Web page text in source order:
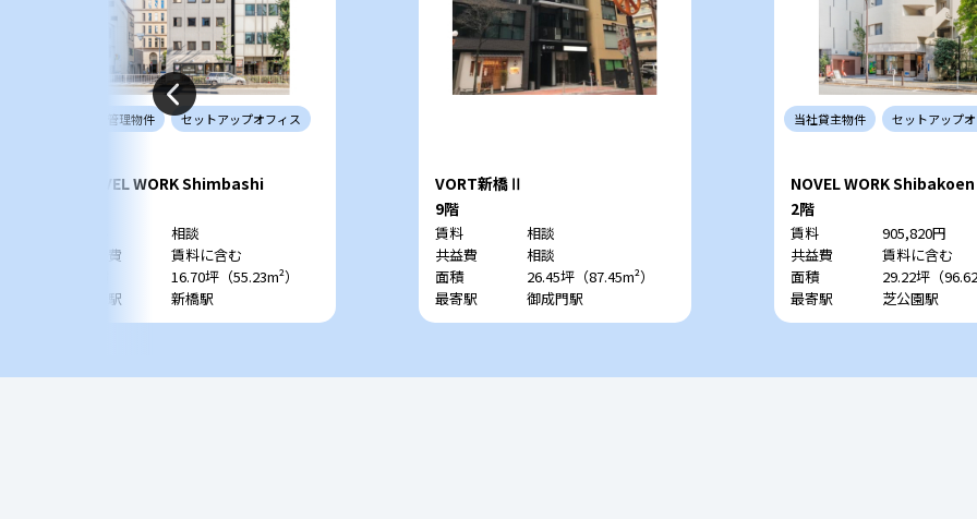
管理物件 セットアップオフィス
NOVEL WORK Shimbashi
相談
共益費
賃料に含む
16.70坪（55.23m²）
最寄駅
新橋駅
VORT新橋Ⅱ
9階
賃料
相談
共益費
相談
面積
26.45坪（87.45m²）
最寄駅
御成門駅
当社貸主物件 セットアップ
NOVEL WORK Shibakoen
2階
賃料
905,820円
共益費
賃料に含む
面積
29.22坪（
最寄駅
芝公園駅